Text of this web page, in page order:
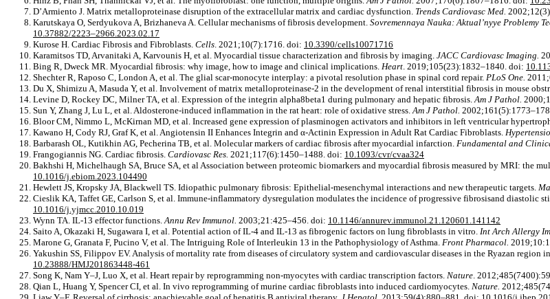
D’Armiento J. Matrix metalloproteinase disruption of the extracellular matrix and cardiac dysfunction. Trends Cardiovasc Med.
Karutskaya O, Serdyukova A, Brizhaneva A. Cellular mechanisms of fibrosis development. Sovremennaya Nauka: Aktual’nyye Problemy
10.37882/2223–2966.2023.02.17
Kurose H. Cardiac Fibrosis and Fibroblasts. Cells. 2021;10(7):1716. doi: 10.3390/cells10071716
Karamitsos TD, Arvanitaki A, Karvounis H, et al. Myocardial tissue characterization and fibrosis by imaging. JACC Cardiovasc Imaging.
Bing R, Dweck MR. Myocardial fibrosis: why image, how to image and clinical implications. Heart. 2019;105(23):1832–1840. doi:
Shechter R, Raposo C, London A, et al. The glial scar-monocyte interplay: a pivotal resolution phase in spinal cord repair. PLoS One.
Du X, Shimizu A, Masuda Y, et al. Involvement of matrix metalloproteinase-2 in the development of renal interstitial fibrosis in mouse
Levine D, Rockey DC, Milner TA, et al. Expression of the integrin alpha8beta1 during pulmonary and hepatic fibrosis.Am J Pathol.
Sun Y, Zhang J, Lu L, et al. Aldosterone-induced inflammation in the rat heart: role of oxidative stress.Am J Pathol.
Bloor CM, Nimmo L, McKirnan MD, et al. Increased gene expression of plasminogen activators and inhibitors in left ventricular
Kawano H, Cody RJ, Graf K, et al. Angiotensin II Enhances Integrin and α-Actinin Expression in Adult Rat Cardiac Fibroblasts.
Barbarash OL, Kutikhin AG, Pecherina TB, et al. Molecular markers of cardiac fibrosis after myocardial infarction. Fundamental and
Frangogiannis NG. Cardiac fibrosis. Cardiovasc Res. 2021;117(6):1450–1488. doi: 10.1093/cvr/cvaa324
Bakhshi H, Michelhaugh SA, Bruce SA, et al Association between proteomic biomarkers and myocardial fibrosis measured by MRI: the
10.1016/j.ebiom.2023.104490
Hewlett JS, Kropsky JA, Blackwell TS. Idiopathic pulmonary fibrosis: Epithelial-mesenchymal interactions and new therapeutic targets.
Cieslik KA, Taffet GE, Carlson S, et al. Immune-inflammatory dysregulation modulates the incidence of progressive fibrosisand diastolic
10.1016/j.yjmcc.2010.10.019
Wynn TA. IL-13 effector functions.Annu Rev Immunol. 2003;21:425–456. doi: 10.1146/annurev.immunol.21.120601.141142
Saito A, Okazaki H, Sugawara I, et al. Potential action of IL-4 and IL-13 as fibrogenic factors on lung fibroblasts in vitro. Int Arch Allergy
Marone G, Granata F, Pucino V, et al. The Intriguing Role of Interleukin 13 in the Pathophysiology of Asthma. Front Pharmacol.
Yakushin SS, Filippov EV. Analysis of mortality rate from diseases of circulatory system and cardiovascular diseases in the Ryazan region
10.23888/HMJ201863448-461
Song K, Nam Y–J, Luo X, et al. Heart repair by reprogramming non-myocytes with cardiac transcription factors. Nature.
Qian L, Huang Y, Spencer CI, et al. In vivo reprogramming of murine cardiac fibroblasts into induced cardiomyocytes. Nature.